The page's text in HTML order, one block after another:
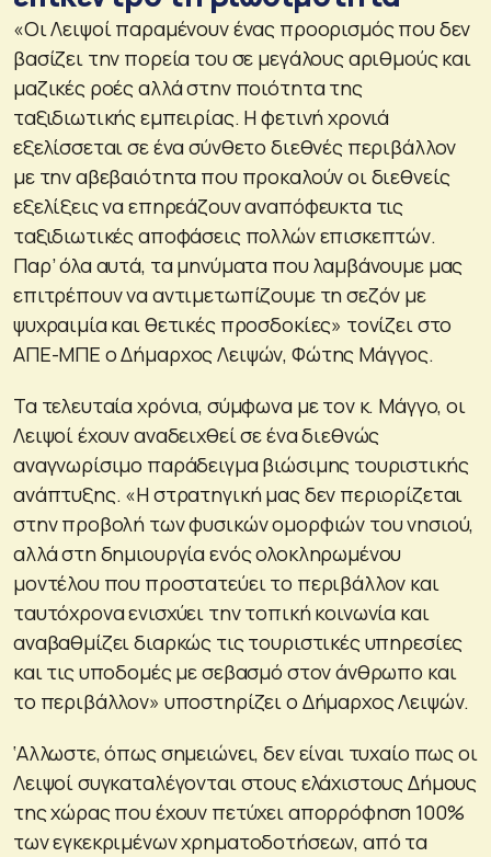
«Οι Λειψοί παραμένουν ένας προορισμός που δεν
βασίζει την πορεία του σε μεγάλους αριθμούς και
μαζικές ροές αλλά στην ποιότητα της
ταξιδιωτικής εμπειρίας. Η φετινή χρονιά
εξελίσσεται σε ένα σύνθετο διεθνές περιβάλλον
με την αβεβαιότητα που προκαλούν οι διεθνείς
εξελίξεις να επηρεάζουν αναπόφευκτα τις
ταξιδιωτικές αποφάσεις πολλών επισκεπτών.
Παρ’ όλα αυτά, τα μηνύματα που λαμβάνουμε μας
επιτρέπουν να αντιμετωπίζουμε τη σεζόν με
ψυχραιμία και θετικές προσδοκίες» τονίζει στο
ΑΠΕ-ΜΠΕ ο Δήμαρχος Λειψών, Φώτης Μάγγος.
Τα τελευταία χρόνια, σύμφωνα με τον κ. Μάγγο, οι
Λειψοί έχουν αναδειχθεί σε ένα διεθνώς
αναγνωρίσιμο παράδειγμα βιώσιμης τουριστικής
ανάπτυξης. «Η στρατηγική μας δεν περιορίζεται
στην προβολή των φυσικών ομορφιών του νησιού,
αλλά στη δημιουργία ενός ολοκληρωμένου
μοντέλου που προστατεύει το περιβάλλον και
ταυτόχρονα ενισχύει την τοπική κοινωνία και
αναβαθμίζει διαρκώς τις τουριστικές υπηρεσίες
και τις υποδομές με σεβασμό στον άνθρωπο και
το περιβάλλον» υποστηρίζει ο Δήμαρχος Λειψών.
‘Αλλωστε, όπως σημειώνει, δεν είναι τυχαίο πως οι
Λειψοί συγκαταλέγονται στους ελάχιστους Δήμους
της χώρας που έχουν πετύχει απορρόφηση 100%
των εγκεκριμένων χρηματοδοτήσεων, από τα